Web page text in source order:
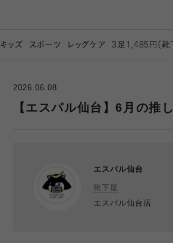
キッズ スポーツ レッグケア 3 足1,485円（靴
2026.06.08
【エスパル仙台】6月の推
エスパル仙台
靴下屋
エスパル仙台店